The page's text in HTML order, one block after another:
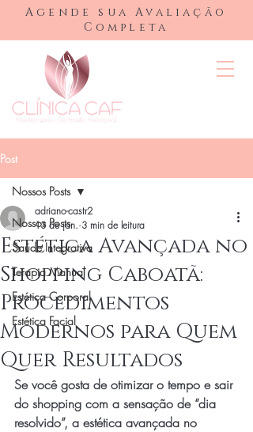
Agende sua Avaliação
Completa
Post
Nossos Posts
Saúde Integrativa
Terapia Manual
Estética Corporal
Estética Facial
Nossos Posts
Estética Avançada no
Shopping Caboatã:
Procedimentos
Modernos para Quem
Quer Resultados
adriano-castr2
13 de jan. 3 min de leitura
Se você gosta de otimizar o tempo e sair
do shopping com a sensação de “dia
resolvido”, a estética avançada no